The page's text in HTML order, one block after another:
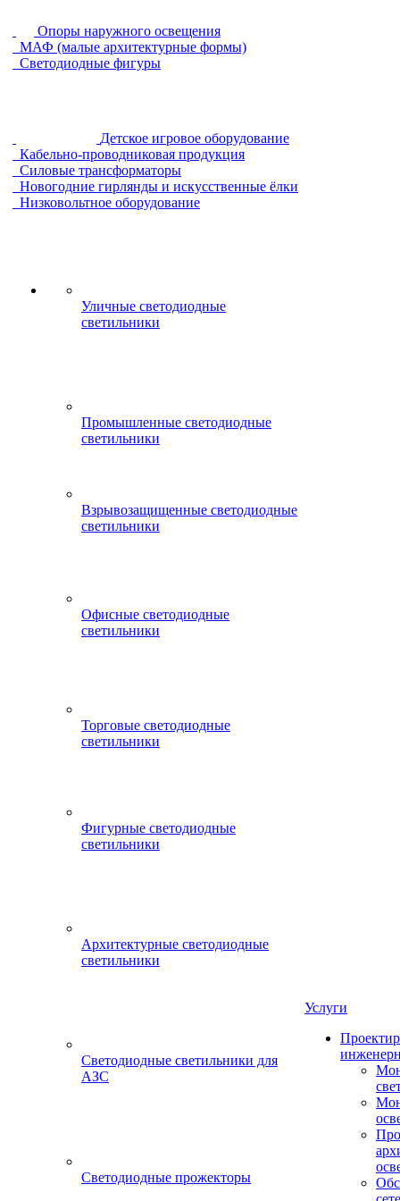
Опоры наружного освещения
МАФ (малые архитектурные формы)
Светодиодные фигуры
Детское игровое оборудование
Кабельно-проводниковая продукция
Силовые трансформаторы
Новогодние гирлянды и искусственные ёлки
Низковольтное оборудование
Уличные светодиодные
светильники
Промышленные светодиодные
светильники
Взрывозащищенные светодиодные
светильники
Офисные светодиодные
светильники
Торговые светодиодные
светильники
Фигурные светодиодные
светильники
Архитектурные светодиодные
светильники
Светодиодные светильники для
АЗС
Светодиодные прожекторы
Услуги